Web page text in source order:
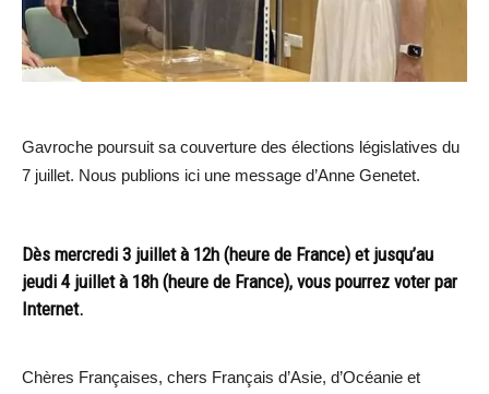
Gavroche poursuit sa couverture des élections législatives du
7 juillet. Nous publions ici une message d’Anne Genetet.
Dès mercredi 3 juillet à 12h (heure de France) et jusqu’au
jeudi 4 juillet à 18h (heure de France), vous pourrez voter par
Internet.
Chères Françaises, chers Français d’Asie, d’Océanie et